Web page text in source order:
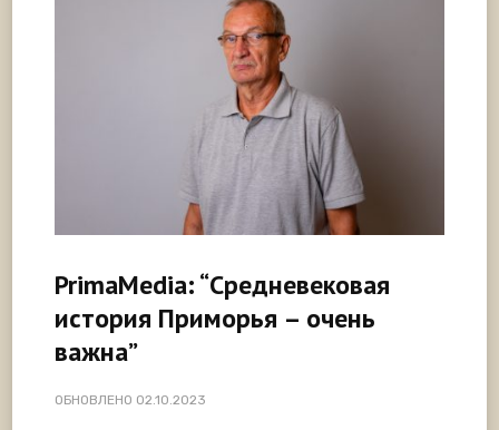
PrimaMedia: “Средневековая
история Приморья – очень
важна”
ОБНОВЛЕНО 02.10.2023